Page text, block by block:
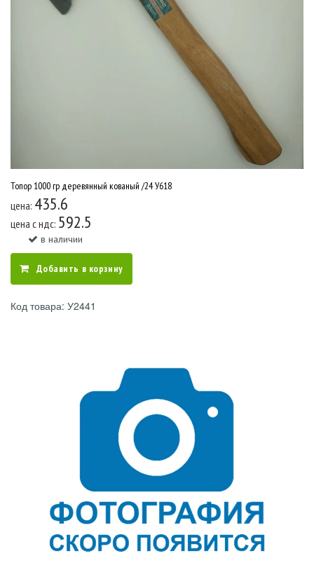
Топор 1000 гр деревянный кованый /24 У618
цена: 435.6
цена c ндс: 592.5
в наличии
Добавить в корзину
Код товара: У2441